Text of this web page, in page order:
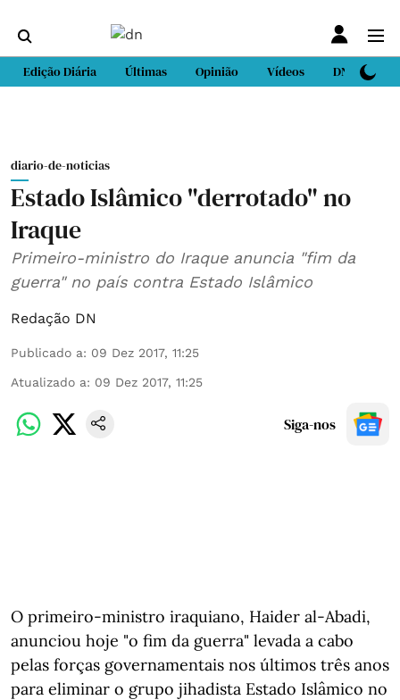
Edição Diária Últimas Opinião Vídeos DN Sport
diario-de-noticias
Estado Islâmico "derrotado" no
Iraque
Primeiro-ministro do Iraque anuncia "fim da
guerra" no país contra Estado Islâmico
Redação DN
Publicado a: 09 Dez 2017, 11:25
Atualizado a: 09 Dez 2017, 11:25
Siga-nos
O primeiro-ministro iraquiano, Haider al-Abadi,
anunciou hoje "o fim da guerra" levada a cabo
pelas forças governamentais nos últimos três anos
para eliminar o grupo jihadista Estado Islâmico no